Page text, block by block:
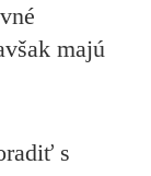
majú
s